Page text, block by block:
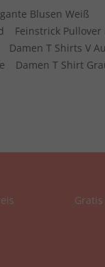
Blusen Weiß
Feinstrick Pullover
Damen T Shirts V
Damen T Shirt